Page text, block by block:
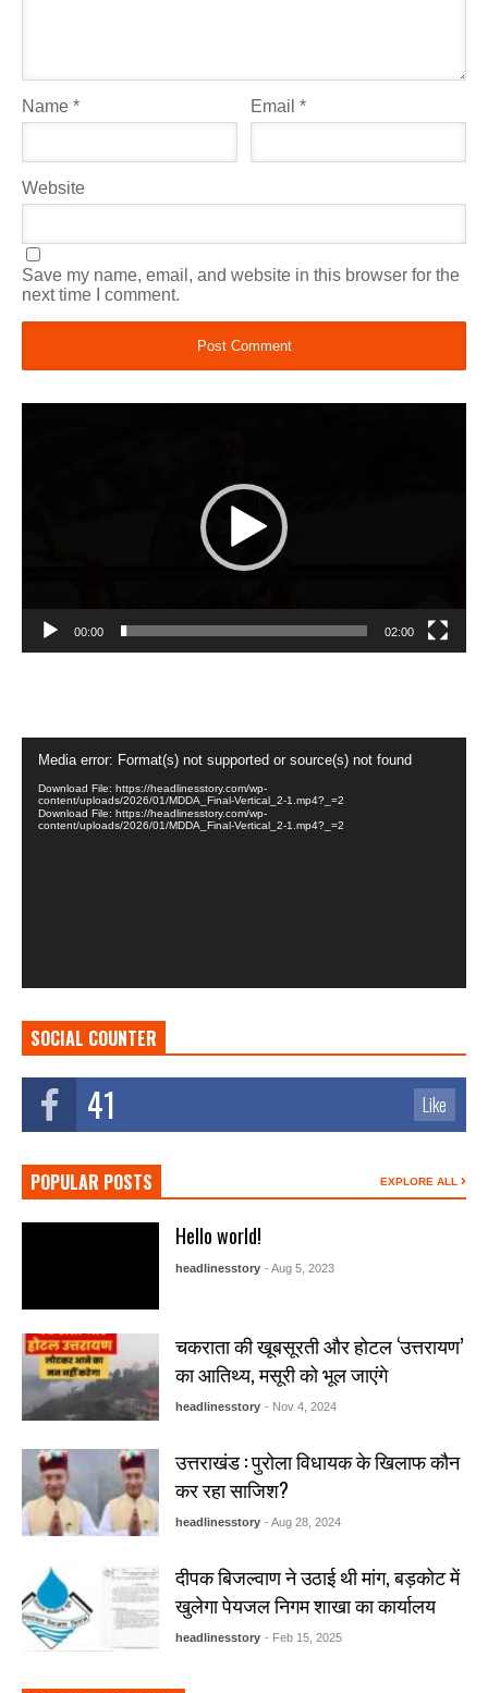
Name * Email*
Website
Save my name, email, and website in this browser for the
next time I comment.
00:00 02:00
Player
Media error: Format(s) not supported or source(s) not found
Download File: https://headlinesstory.com/wp-
content/uploads/2026/01/MDDA_Final-Vertical_2-1.mp4?_=2
Download File: https://headlinesstory.com/wp-
content/uploads/2026/01/MDDA_Final-Vertical_2-1.mp4?_=2
SOCIAL COUNTER
41 Like
POPULAR POSTS EXPLORE ALL
Hello world!
headlinesstory - Aug 5, 2023
चकराता की खूबसूरती और होटल ‘उत्तरायण’
का आतिथ्य, मसूरी को भूल जाएंगे
headlinesstory - Nov 4, 2024
उत्तराखंड : पुरोला विधायक के खिलाफ कौन
कर रहा साजिश?
headlinesstory - Aug 28, 2024
दीपक बिजल्वाण ने उठाई थी मांग, बड़कोट में
खुलेगा पेयजल निगम शाखा का कार्यालय
headlinesstory - Feb 15, 2025